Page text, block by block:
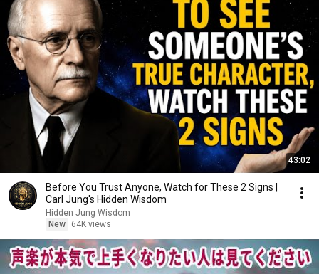
43:02
Before You Trust Anyone, Watch for These 2 Signs |
Carl Jung's Hidden Wisdom
Hidden Jung Wisdom
New
64K views